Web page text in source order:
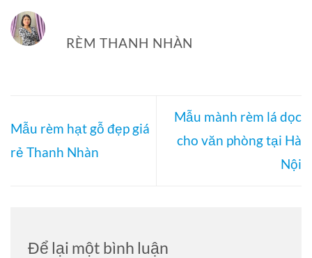
RÈM THANH NHÀN
Mẫu rèm hạt gỗ đẹp giá
rẻ Thanh Nhàn
Mẫu mành rèm lá dọc
cho văn phòng tại Hà
Nội
Để lại một bình luận